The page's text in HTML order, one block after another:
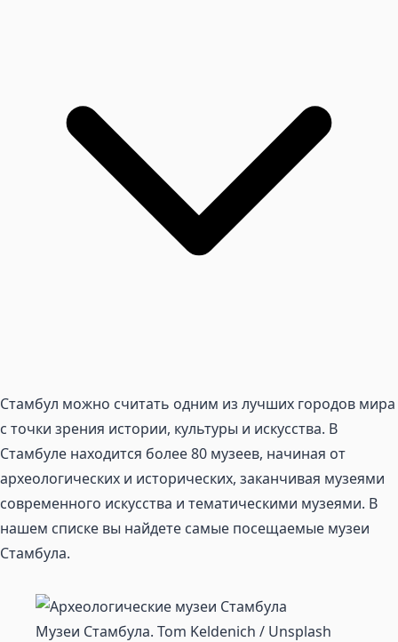
Стамбул можно считать одним из лучших городов мира
с точки зрения истории, культуры и искусства. В
Стамбуле находится более 80 музеев, начиная от
археологических и исторических, заканчивая музеями
современного искусства и тематическими музеями. В
нашем списке вы найдете самые посещаемые музеи
Стамбула.
Музеи Стамбула. Tom Keldenich / Unsplash